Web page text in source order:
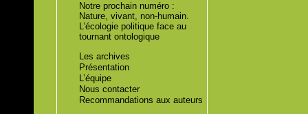
Notre prochain numéro :
Nature, vivant, non-humain.
L’écologie politique face au
tournant ontologique
Les archives
Présentation
L’équipe
Nous contacter
Recommandations aux auteurs